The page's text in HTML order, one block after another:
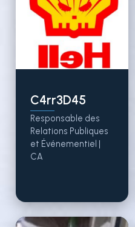
C4rr3D45
Responsable des
Relations Publiques
et Événementiel |
CA